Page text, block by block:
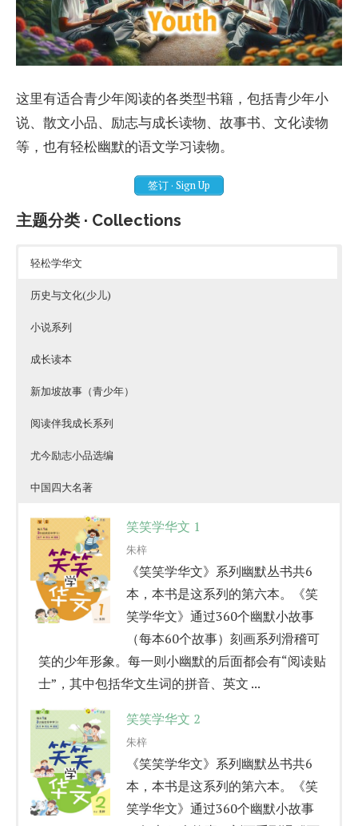
这里有适合青少年阅读的各类型书籍，包括青少年小
说、散文小品、励志与成长读物、故事书、文化读物
等，也有轻松幽默的语文学习读物。
签订 · Sign Up
主题分类 · Collections
轻松学华文
历史与文化(少儿)
小说系列
成长读本
新加坡故事（青少年）
阅读伴我成长系列
尤今励志小品选编
中国四大名著
笑笑学华文 1
朱梓
《笑笑学华文》系列幽默丛书共6
本，本书是这系列的第六本。《笑
笑学华文》通过360个幽默小故事
（每本60个故事）刻画系列滑稽可
笑的少年形象。每一则小幽默的后面都会有“阅读贴
士”，其中包括华文生词的拼音、英文 ...
笑笑学华文 2
朱梓
《笑笑学华文》系列幽默丛书共6
本，本书是这系列的第六本。《笑
笑学华文》通过360个幽默小故事